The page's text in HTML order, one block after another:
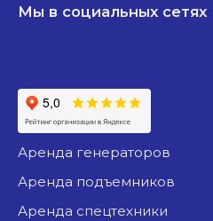
Мы в социальных сетях
аренда генераторов
аренда подъемников
аренда спецтехники